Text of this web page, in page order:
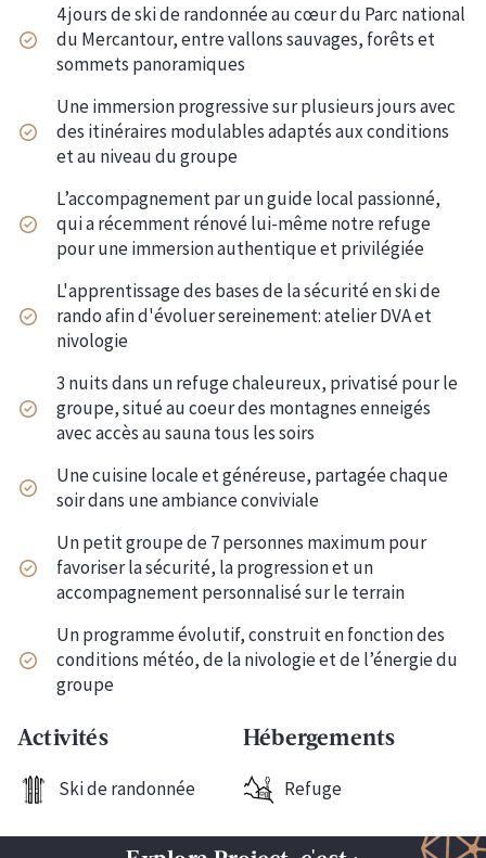
4 jours de ski de randonnée au cœur du Parc national
du Mercantour, entre vallons sauvages, forêts et
sommets panoramiques
Une immersion progressive sur plusieurs jours avec
des itinéraires modulables adaptés aux conditions
et au niveau du groupe
L’accompagnement par un guide local passionné,
qui a récemment rénové lui-même notre refuge
pour une immersion authentique et privilégiée
L'apprentissage des bases de la sécurité en ski de
rando afin d'évoluer sereinement: atelier DVA et
nivologie
3 nuits dans un refuge chaleureux, privatisé pour le
groupe, situé au coeur des montagnes enneigés
avec accès au sauna tous les soirs
Une cuisine locale et généreuse, partagée chaque
soir dans une ambiance conviviale
Un petit groupe de 7 personnes maximum pour
favoriser la sécurité, la progression et un
accompagnement personnalisé sur le terrain
Un programme évolutif, construit en fonction des
conditions météo, de la nivologie et de l’énergie du
groupe
Activités
Ski de randonnée
Hébergements
Refuge